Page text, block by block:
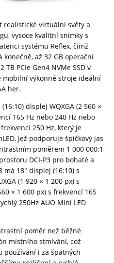
realistické virtuální světy a
vysoce kvalitní snímky s
systému Reflex, čímž
až 32 GB operační
TB PCIe Gen4 NVMe SSD v
mobilní výkonné stroje ideální
her.
displej WQXGA (2 560 ×
165 Hz nebo 240 Hz nebo
250 Hz, který je
jež podporuje špičkový jas
poměrem 1 000 000:1
DCI-P3 pro bohaté a
18″ displej (16:10) s
(1 920 × 1 200 px) s
× 1 600 px) s frekvencí 165
250Hz AUO Mini LED
poměr než běžné
místního stmívání, což
používání i za špatných